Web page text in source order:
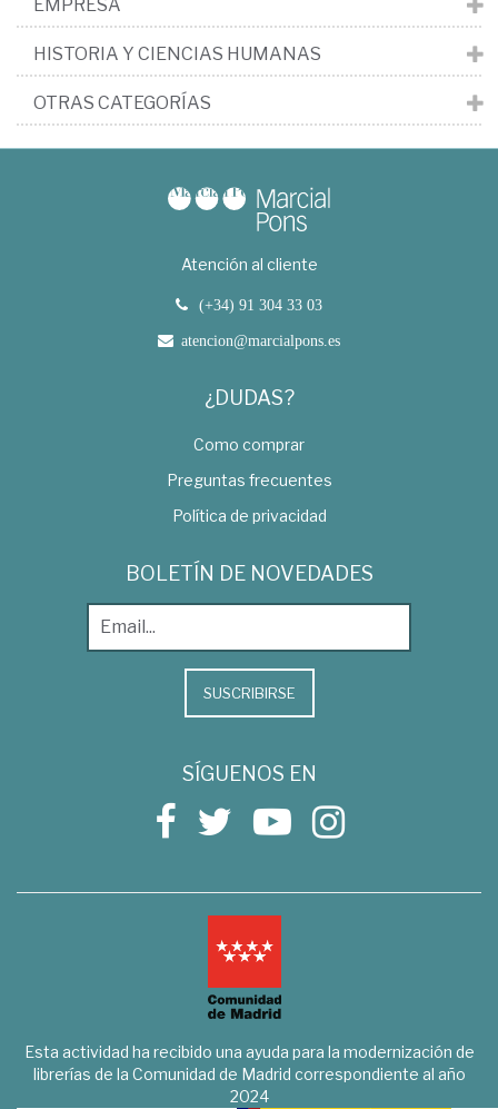
EMPRESA
HISTORIA Y CIENCIAS HUMANAS
OTRAS CATEGORÍAS
Atención al cliente
(+34) 91 304 33 03
atencion@marcialpons.es
¿DUDAS?
Como comprar
Preguntas frecuentes
Política de privacidad
BOLETÍN DE NOVEDADES
SUSCRIBIRSE
SÍGUENOS EN
Esta actividad ha recibido una ayuda para la modernización de
librerías de la Comunidad de Madrid correspondiente al año
2024